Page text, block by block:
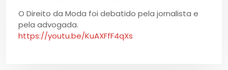
O Direito da Moda foi debatido pela jornalista e
pela advogada.
https://youtu.be/KuAXFfF4qXs